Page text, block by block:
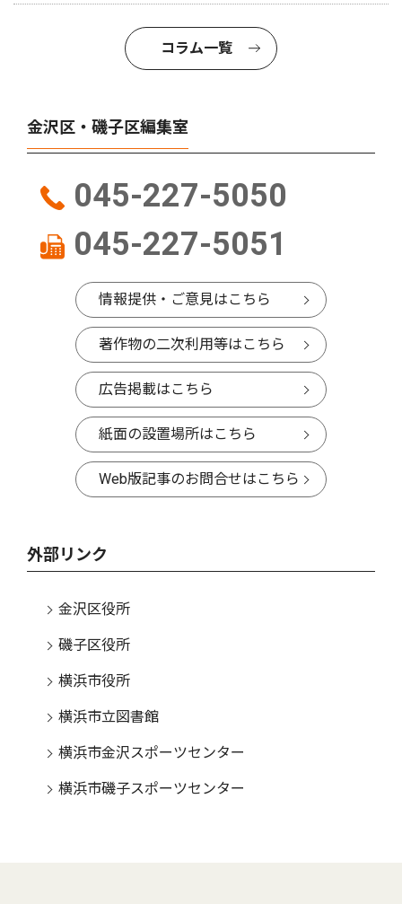
コラム一覧
金沢区・磯子区編集室
045-227-5050
045-227-5051
情報提供・ご意見はこちら
著作物の二次利用等はこちら
広告掲載はこちら
紙面の設置場所はこちら
Web版記事のお問合せはこちら
外部リンク
金沢区役所
磯子区役所
横浜市役所
横浜市立図書館
横浜市金沢スポーツセンター
横浜市磯子スポーツセンター